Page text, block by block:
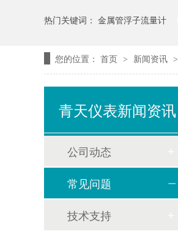
热门关键词： 金属管浮子流量计
您的位置： 首页 > 新闻资讯 >
青天仪表新闻资讯
公司动态
常见问题
技术支持